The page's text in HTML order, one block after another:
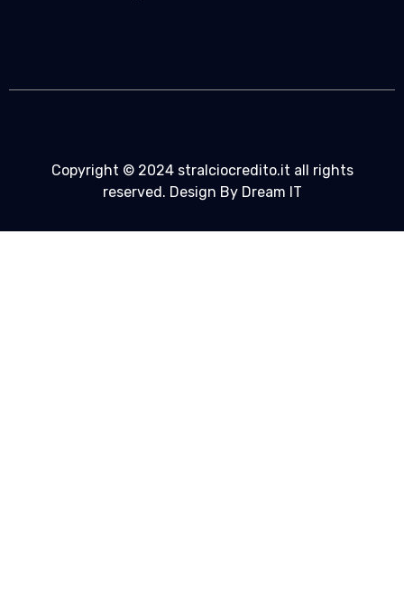
Copyright © 2024 stralciocredito.it all rights
reserved. Design By Dream IT